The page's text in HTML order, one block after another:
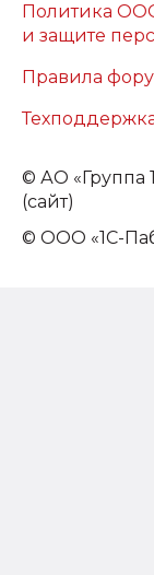
Политика
и защите
Правила
© АО «Группа
(сайт)
© ООО «1С-